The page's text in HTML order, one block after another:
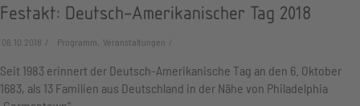
Festakt: Deutsch-Amerikanischer Tag 2018
06.10.2018 Programm, Veranstaltungen
Seit 1983 erinnert der Deutsch-Amerikanische Tag an den 6. Oktober
1683, als 13 Familien aus Deutschland in der Nähe von Philadelphia